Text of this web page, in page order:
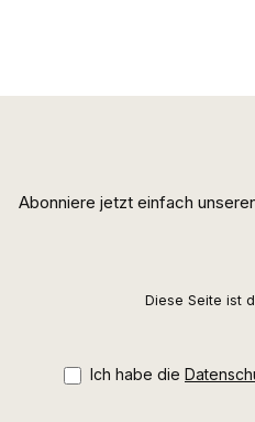
Abonniere jetzt einfach
Diese Seite ist
Ich habe die